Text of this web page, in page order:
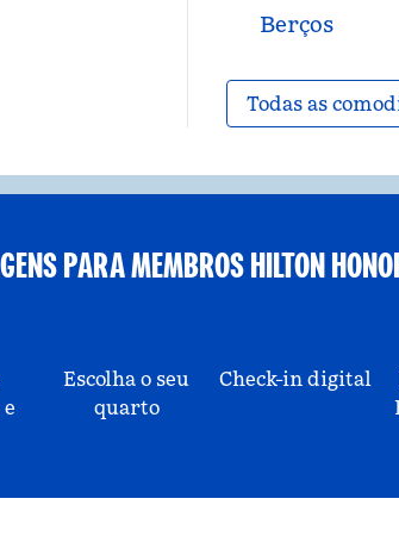
Berços
Todas as
PARA MEMBROS HILTON
Escolha o seu
quarto
Check-in digital